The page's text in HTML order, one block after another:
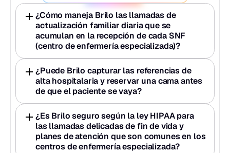
¿Cómo maneja Brilo las llamadas de
actualización familiar diaria que se
acumulan en la recepción de cada SNF
(centro de enfermería especializada)?
¿Puede Brilo capturar las referencias de
alta hospitalaria y reservar una cama antes
de que el paciente se vaya?
¿Es Brilo seguro según la ley HIPAA para
las llamadas delicadas de fin de vida y
planes de atención que son comunes en los
centros de enfermería especializada?